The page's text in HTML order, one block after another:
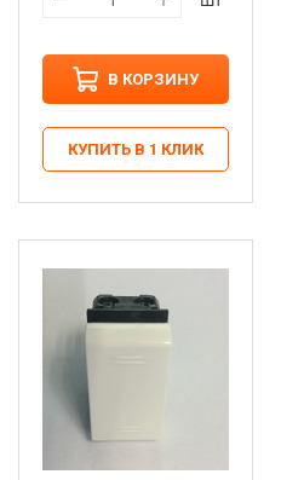
В КОРЗИНУ
КУПИТЬ В 1 КЛИК